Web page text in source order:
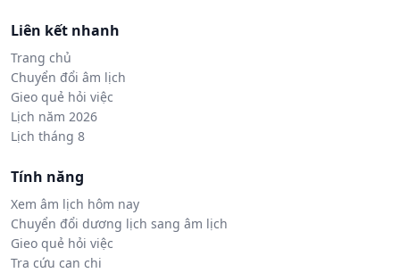
Liên kết nhanh
Trang chủ
Chuyển đổi âm lịch
Gieo quẻ hỏi việc
Lịch năm 2026
Lịch tháng 8
Tính năng
Xem âm lịch hôm nay
Chuyển đổi dương lịch sang âm lịch
Gieo quẻ hỏi việc
Tra cứu can chi